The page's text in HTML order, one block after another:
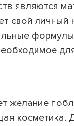
являются
свой личный
желание